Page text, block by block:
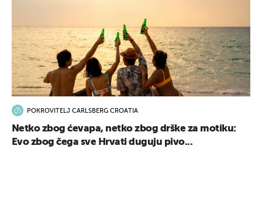
POKROVITELJ CARLSBERG CROATIA
Netko zbog ćevapa, netko zbog drške za motiku:
Evo zbog čega sve Hrvati duguju pivo...